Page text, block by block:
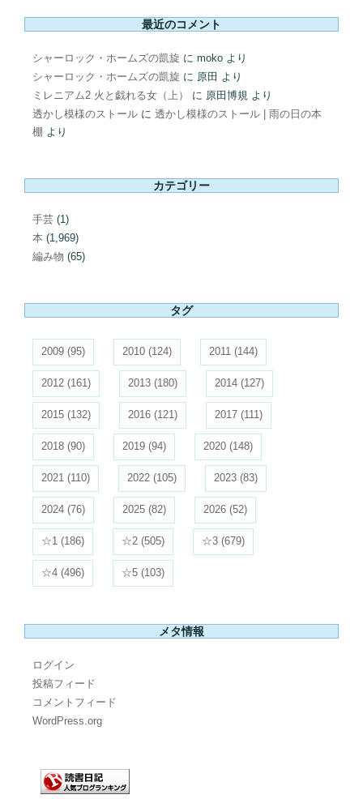
最近のコメント
シャーロック・ホームズの凱旋 に moko より
シャーロック・ホームズの凱旋 に 原田 より
ミレニアム2 火と戯れる女（上）
に 原田博規 より
透かし模様のストール に 透かし模様のストール | 雨の日の本
棚 より
カテゴリー
手芸 (1)
本 (1,969)
編み物 (65)
タグ
2009 (95) 2010 (124) 2011 (144)
2012 (161) 2013 (180) 2014 (127)
2015 (132) 2016 (121) 2017 (111)
2018 (90) 2019 (94) 2020 (148)
2021 (110) 2022 (105) 2023 (83)
2024 (76) 2025 (82) 2026 (52)
☆1 (186) ☆2 (505) ☆3 (679)
☆4 (496) ☆5 (103)
メタ情報
ログイン
投稿フィード
コメントフィード
WordPress.org